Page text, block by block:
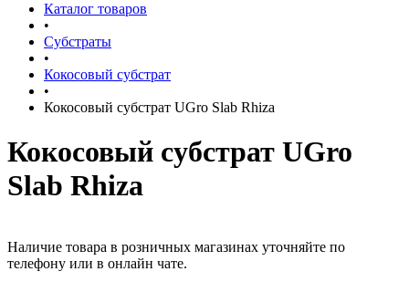
Каталог товаров
•
Субстраты
•
Кокосовый субстрат
•
Кокосовый субстрат UGro Slab Rhiza
Кокосовый субстрат UGro
Slab Rhiza
Наличие товара в розничных магазинах уточняйте по
телефону или в онлайн чате.